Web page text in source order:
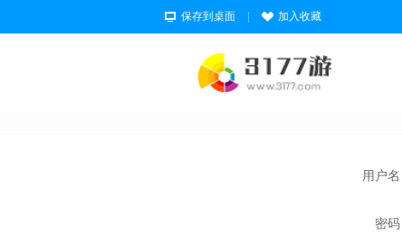
保存到桌面 加入收藏
用户名
密码